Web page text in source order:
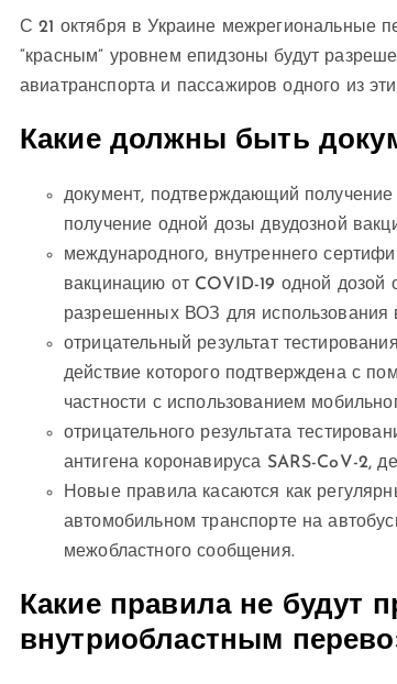
С 21 октября в Украине межрегиональные
“красным” уровнем епидзоны будут
авиатранспорта и пассажиров одного из
Какие должны быть
документ, подтверждающий
получение одной дозы двудозной
международного, внутреннего
вакцинацию от COVID-19 одной
разрешенных ВОЗ для использования
отрицательный результат
действие которого подтверждена с
частности с использованием
отрицательного результата
антигена коронавируса SARS-CoV-2,
Новые правила касаются как
автомобильном транспорте на
межобластного сообщения.
Какие правила не будут
внутриобластным